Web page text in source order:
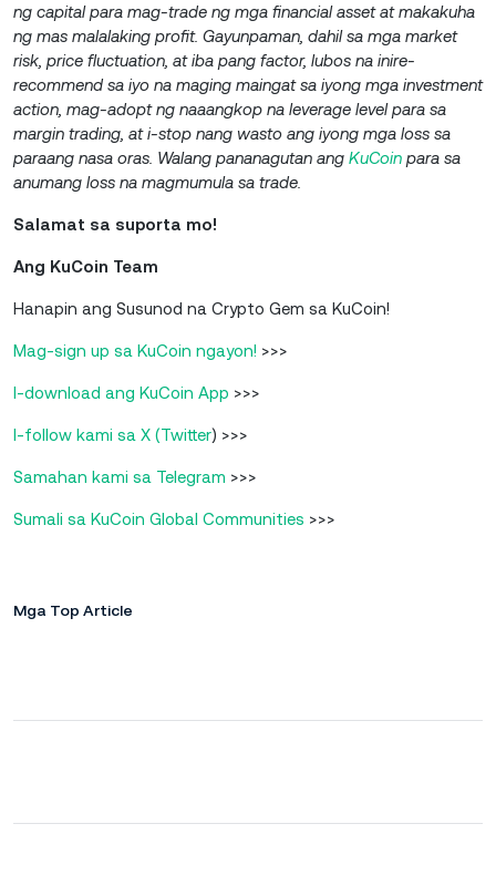
ng capital para mag-trade ng mga financial asset at makakuha
ng mas malalaking profit. Gayunpaman, dahil sa mga market
risk, price fluctuation, at iba pang factor, lubos na inire-
recommend sa iyo na maging maingat sa iyong mga investment
action, mag-adopt ng naaangkop na leverage level para sa
margin trading, at i-stop nang wasto ang iyong mga loss sa
paraang nasa oras. Walang pananagutan ang KuCoin para sa
anumang loss na magmumula sa trade.
Salamat sa suporta mo!
Ang KuCoin Team
Hanapin ang Susunod na Crypto Gem sa KuCoin!
Mag-sign up sa KuCoin ngayon! >>>
I-download ang KuCoin App >>>
I-follow kami sa X (Twitter) >>>
Samahan kami sa Telegram >>>
Sumali sa KuCoin Global Communities >>>
Mga Top Article